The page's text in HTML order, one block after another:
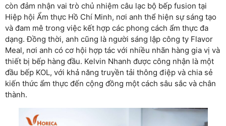
còn đảm nhận vai trò chủ nhiệm câu lạc bộ bếp fusion tại
Hiệp hội Ẩm thực Hồ Chí Minh, nơi anh thể hiện sự sáng tạo
và đam mê trong việc kết hợp các phong cách ẩm thực đa
dạng. Đồng thời, anh cũng là người sáng lập công ty Flavor
Meal, nơi anh có cơ hội hợp tác với nhiều nhãn hàng gia vị và
thiết bị bếp hàng đầu. Kelvin Nhanh được công nhận là một
đầu bếp KOL, với khả năng truyền tải thông điệp và chia sẻ
kiến thức ẩm thực đến cộng đồng một cách sâu sắc và chân
thành.